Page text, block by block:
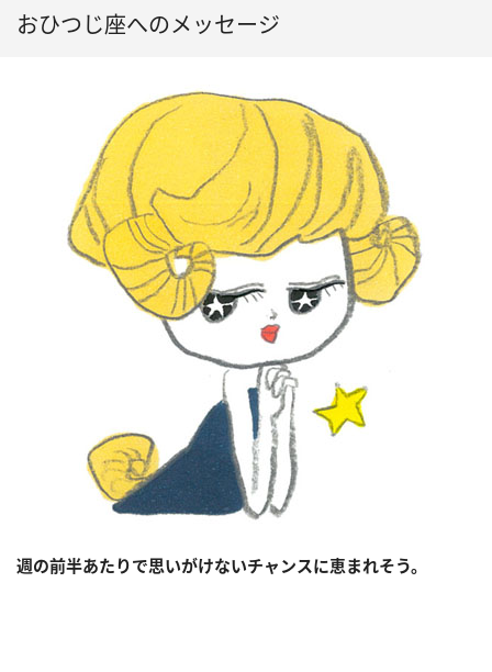
おひつじ座へのメッセージ
週の前半あたりで思いがけないチャンスに恵まれそう。